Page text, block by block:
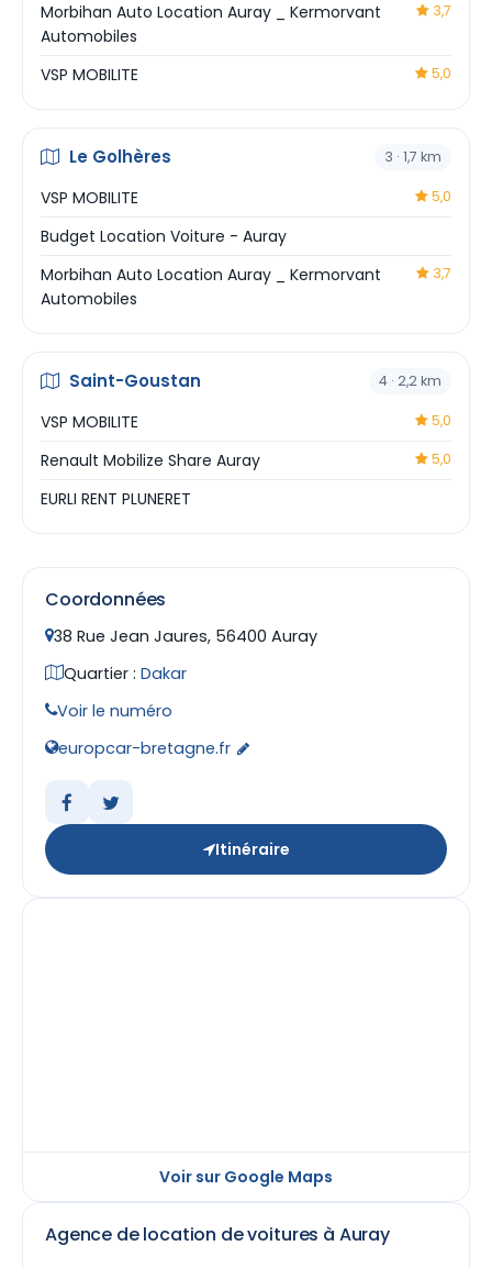
Morbihan Auto Location Auray _ Kermorvant
Automobiles
3,7
VSP MOBILITE 5,0
Le Golhères 3 · 1,7 km
VSP MOBILITE 5,0
Budget Location Voiture - Auray
Morbihan Auto Location Auray _ Kermorvant
Automobiles
3,7
Saint-Goustan 4 · 2,2 km
VSP MOBILITE 5,0
Renault Mobilize Share Auray 5,0
EURLI RENT PLUNERET
Coordonnées
38 Rue Jean Jaures, 56400 Auray
Quartier : Dakar
Voir le numéro
europcar-bretagne.fr
Itinéraire
Voir sur Google Maps
Agence de location de voitures à Auray